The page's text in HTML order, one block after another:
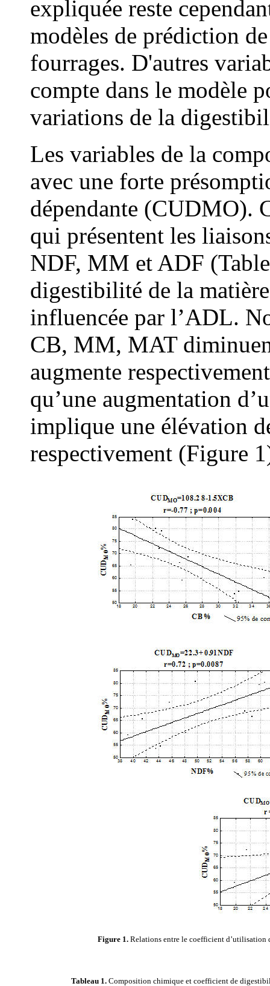
expliquée reste
modèles de prédiction
fourrages. D'autres
compte dans le modèle
variations de la
Les variables de la
avec une forte
dépendante (CUDMO).
qui présentent les
NDF, MM et ADF
digestibilité de la
influencée par l’ADL.
CB, MM, MAT
augmente
qu’une augmentation
implique une élévation
respectivement (Figure
Figure 1. Relations entre le coefficient d’utilisation
Tableau 1. Composition chimique et coefficient de